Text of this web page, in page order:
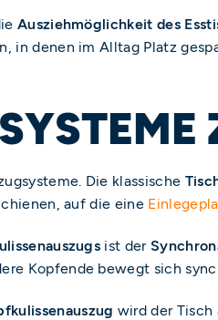
Ausziehmöglichkeit des
in denen im Alltag Platz
Die klassische
auf die eine
ist der
Kopfende bewegt sich
wird der Tisch